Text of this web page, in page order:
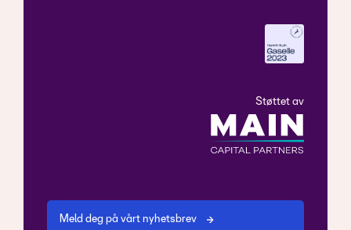
Støttet av
Meld deg på vårt nyhetsbrev